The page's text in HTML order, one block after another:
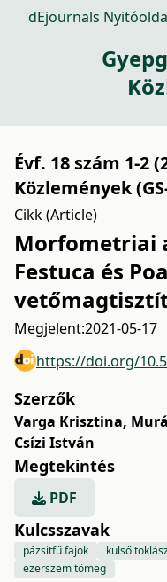
dEjournals
Évf. 18 szám 1-2
Közlemények
Cikk (Article)
Morfometriai
Festuca és
Megjelent:2021-05-17
https://doi.org/
Szerzők
Varga Krisztina,
Csízi István
Megtekintés
PDF
Kulcsszavak
pázsitfű fajok külső
ezerszem tömeg